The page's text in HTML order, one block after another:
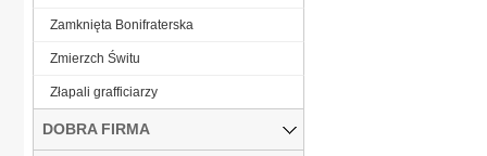
Zamknięta Bonifraterska
Zmierzch Świtu
Złapali grafficiarzy
DOBRA FIRMA